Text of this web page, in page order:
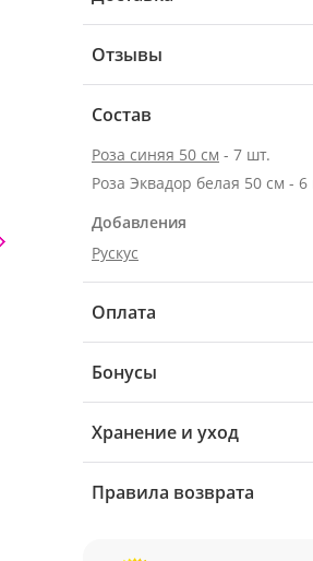
Отзывы
Состав
Роза синяя 50 см - 7 шт.
Роза Эквадор
Добавления
Рускус
Оплата
Бонусы
Хранение и уход
Правила возврата